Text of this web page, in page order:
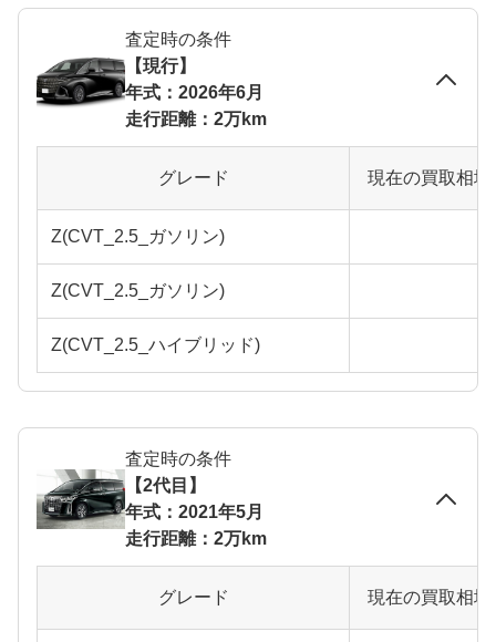
査定時の条件
【現行】
年式：2026年6月
走行距離：2万km
グレード 現在の買取相
Z(CVT_2.5_ガソリン)
Z(CVT_2.5_ガソリン)
Z(CVT_2.5_ハイブリッド)
査定時の条件
【2代目】
年式：2021年5月
走行距離：2万km
グレード 現在の買取相